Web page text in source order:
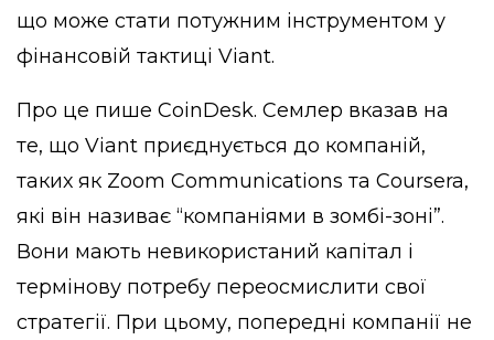
що може стати потужним інструментом у
фінансовій тактиці Viant.
Про це пише CoinDesk. Семлер вказав на
те, що Viant приєднується до компаній,
таких як Zoom Communications та Coursera,
які він називає “компаніями в зомбі-зоні”.
Вони мають невикористаний капітал і
термінову потребу переосмислити свої
стратегії. При цьому, попередні компанії не